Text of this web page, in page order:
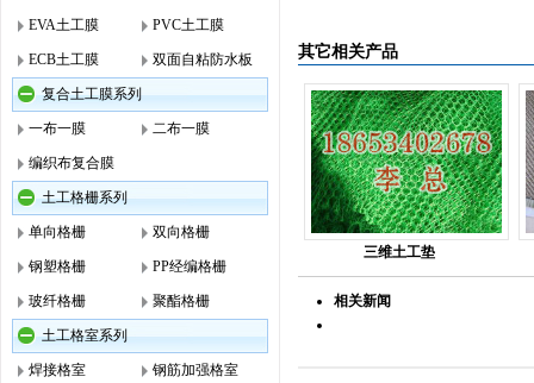
EVA土工膜 PVC土工膜
ECB土工膜 双面自粘防水板
复合土工膜系列
一布一膜 二布一膜
编织布复合膜
土工格栅系列
单向格栅 双向格栅
钢塑格栅 PP经编格栅
玻纤格栅 聚酯格栅
土工格室系列
焊接格室 钢筋加强格室
其它相关产品
三维土工垫
相关新闻